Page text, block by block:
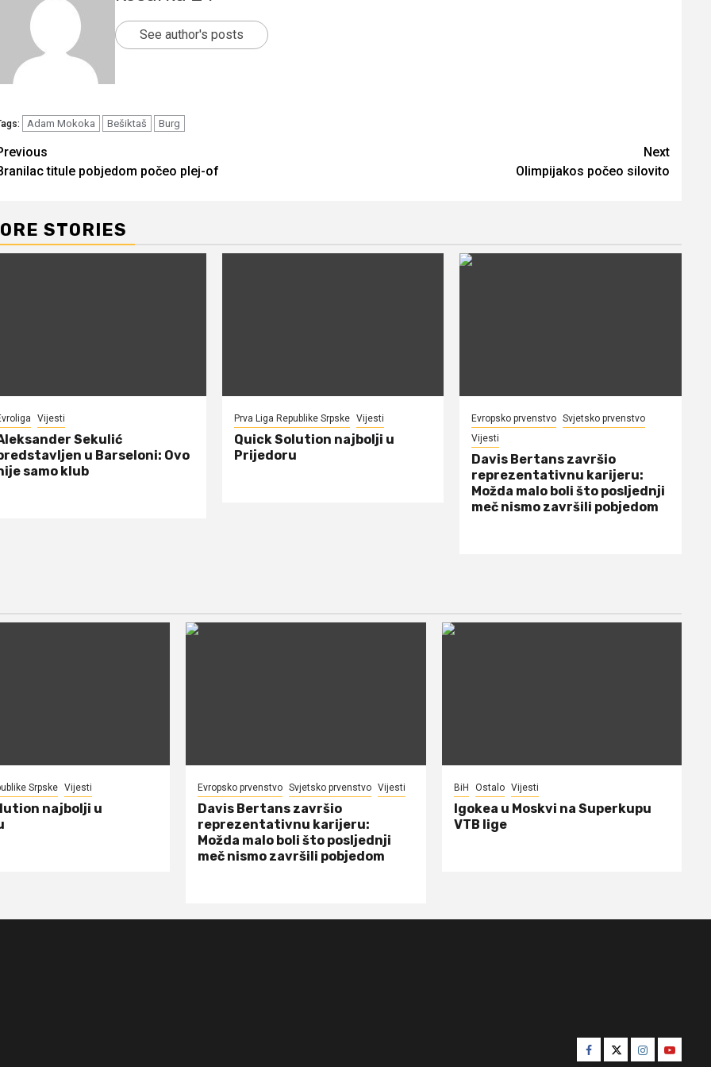
See author's posts
Adam Mokoka Bešiktaš Burg
titule pobjedom počeo plej-of
Next
Olimpijakos počeo silovito
STORIES
Vijesti
Sekulić
u Barseloni: Ovo
samo klub
Prva Liga Republike Srpske Vijesti
Quick Solution najbolji u
Prijedoru
Evropsko prvenstvo Svjetsko prvenstvo
Vijesti
Davis Bertans završio
reprezentativnu karijeru:
Možda malo boli što posljednji
meč nismo završili pobjedom
Srpske Vijesti
najbolji u
Evropsko prvenstvo Svjetsko prvenstvo Vijesti
Davis Bertans završio
reprezentativnu karijeru:
Možda malo boli što posljednji
meč nismo završili pobjedom
BiH Ostalo Vijesti
Igokea u Moskvi na Superkupu
VTB lige
Facebook
TwitterInstagram
Youtube